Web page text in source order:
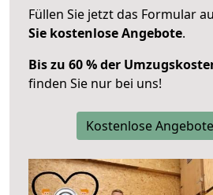
Füllen Sie jetzt das Formular
Sie kostenlose Angebote.
Bis zu 60 % der
finden Sie nur bei uns!
Kostenlose